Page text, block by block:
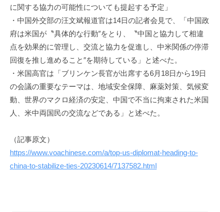
o
に関する協力の可能性についても提起する予定」
・中国外交部の汪文斌報道官は14日の記者会見で、「中国政
府は米国が〝具体的な行動″をとり、〝中国と協力して相違
点を効果的に管理し、交流と協力を促進し、中米関係の停滞
回復を推し進めること″を期待している」と述べた。
・米国高官は「ブリンケン長官が出席する6月18日から19日
の会議の重要なテーマは、地域安全保障、麻薬対策、気候変
動、世界のマクロ経済の安定、中国で不当に拘束された米国
人、米中両国民の交流などである」と述べた。
（記事原文）
https://www.voachinese.com/a/top-us-diplomat-heading-to-
china-to-stabilize-ties-20230614/7137582.html